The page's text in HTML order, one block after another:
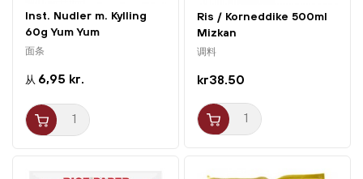
Inst. Nudler m. Kylling
60g Yum Yum
面条
从 6,95 kr.
Ris / Korneddike 500ml
Mizkan
调料
kr38.50